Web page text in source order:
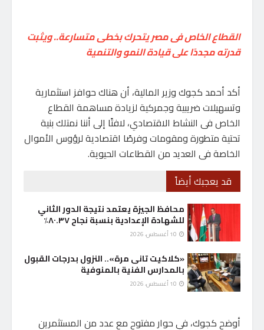
القطاع الخاص فى مصر يتحرك بخطى متسارعة.. ويثبت
قدرته مجددًا على قيادة النمو والتنمية
أكد أحمد كجوك وزير المالية، أن هناك حوافز استثمارية
وتسهيلات ضريبية وجمركية لزيادة مساهمة القطاع
الخاص فى النشاط الاقتصادي، لافتًا إلى أننا نمتلك بنية
تحتية متطورة ومقومات وفرصًا اقتصادية لرؤوس الأموال
الخاصة فى العديد من القطاعات الحيوية.
قد يعجبك أيضاً
محافظ الجيزة يعتمد نتيجة الدور الثاني
للشهادة الإعدادية بنسبة نجاح ٨٠.٣٧٪
«كلاكيت تانى مرة».. النزول بدرجات القبول
بالمدارس الفنية بالمنوفية
أوضح كجوك، في حوار مفتوح مع عدد من المستثمرين